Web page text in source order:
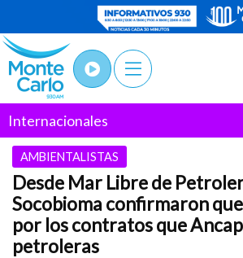
Internacionales
AMBIENTALISTAS
Desde Mar Libre de
Socobioma confirmaron
por los contratos que
petroleras